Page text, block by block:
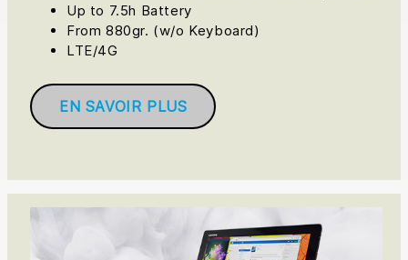
Up to 7.5h Battery
From 880gr. (w/o Keyboard)
LTE/4G
EN SAVOIR PLUS